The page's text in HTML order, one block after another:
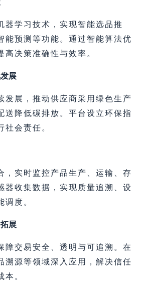
器学习技术，实现智能选品推
能预测等功能。通过智能算法优
高决策准确性与效率。
展
发展，推动供应商采用绿色生产
送降低碳排放。平台设立环保指
社会责任。
，实时监控产品生产、运输、存
器收集数据，实现质量追溯、设
调度。
展
障交易安全、透明与可追溯。在
溯源等领域深入应用，解决信任
本。